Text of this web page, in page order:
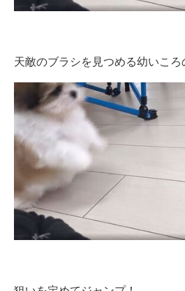
電子設計の基本と応用
エネルギーの専門メディア
建設×テクノロジーの最前線
ちょっと気になるネットの話題
天敵のブラシを見つめる幼いころ